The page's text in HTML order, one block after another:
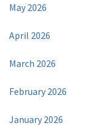
May 2026
April 2026
March 2026
February 2026
January 2026